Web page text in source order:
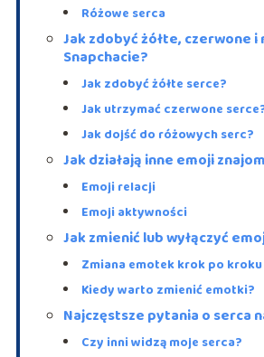
Różowe serca
Jak zdobyć żółte, czerwone i
Snapchacie?
Jak zdobyć żółte serce?
Jak utrzymać czerwone
Jak dojść do różowych serc?
Jak działają inne emoji
Emoji relacji
Emoji aktywności
Jak zmienić lub wyłączyć
Zmiana emotek krok po kroku
Kiedy warto zmienić emotki?
Najczęstsze pytania o serca
Czy inni widzą moje serca?